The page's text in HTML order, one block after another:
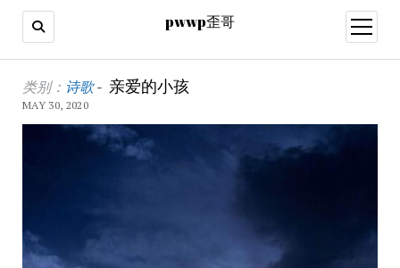
pwwp歪哥
open
menu
类别： 诗歌- 亲爱的小孩
MAY 30, 2020